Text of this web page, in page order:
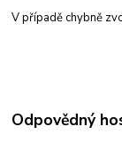
V případě chybně
Odpovědný